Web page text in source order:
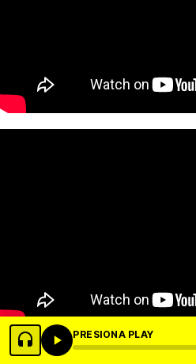
PRESIONA PLAY